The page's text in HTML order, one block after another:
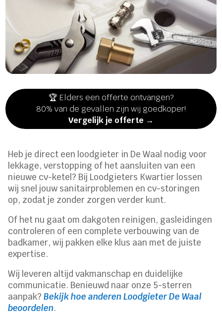
🏆 Elders een offerte ontvangen?
80% van de gevallen zijn wij goedkoper!
Vergelijk je offerte →
Heb je direct een loodgieter in De Waal nodig voor
lekkage, verstopping of het aansluiten van een
nieuwe cv-ketel? Bij Loodgieters Kwartier lossen
wij snel jouw sanitairproblemen en cv-storingen
op, zodat je zonder zorgen verder kunt.
Of het nu gaat om dakgoten reinigen, gasleidingen
controleren of een complete verbouwing van de
badkamer, wij pakken elke klus aan met de juiste
expertise.
Wij leveren altijd vakmanschap en duidelijke
communicatie. Benieuwd naar onze 5-sterren
aanpak?Bekijk hoe anderen Loodgieter De Waal
beoordelen.